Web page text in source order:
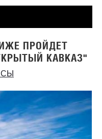
ПРОЙДЕТ
КАВКАЗ"